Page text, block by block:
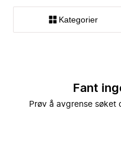
Kategorier
Fant
Prøv å avgrense